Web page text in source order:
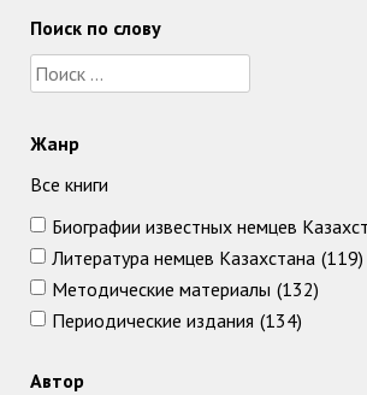
Поиск по слову
Жанр
Все книги
Биографии известных немцев
Литература немцев Казахстана (119)
Методические материалы (132)
Периодические издания (134)
Автор